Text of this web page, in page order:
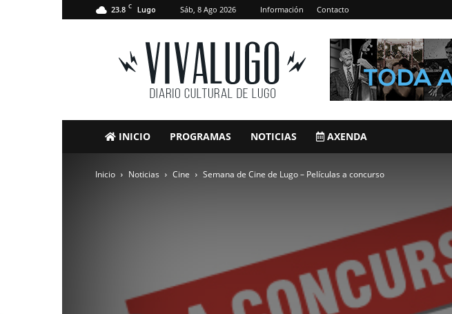
23.8 C Lugo Sáb, 8 Ago 2026 Información Contacto
VivaLugo
INICIO PROGRAMAS NOTICIAS AXENDA
Inicio Noticias Cine Semana de Cine de Lugo – Películas a concurso